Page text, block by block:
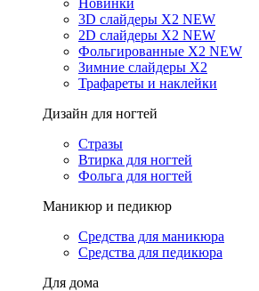
Новинки
3D слайдеры X2 NEW
2D слайдеры X2 NEW
Фольгированные X2 NEW
Зимние слайдеры Х2
Трафареты и наклейки
Дизайн для ногтей
Стразы
Втирка для ногтей
Фольга для ногтей
Маникюр и педикюр
Средства для маникюра
Средства для педикюра
Для дома